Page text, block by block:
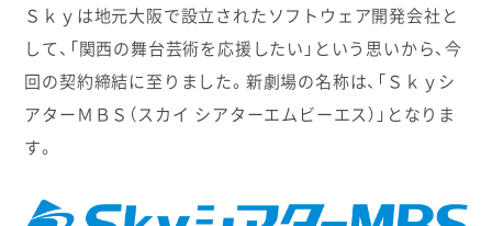
Ｓｋｙは地元大阪で設立されたソフトウェア開発会社と
して、「関西の舞台芸術を応援したい」という思いから、今
回の契約締結に至りました。新劇場の名称は、「Ｓｋｙシ
アターＭＢＳ（スカイ シアターエムビーエス）」となりま
す。